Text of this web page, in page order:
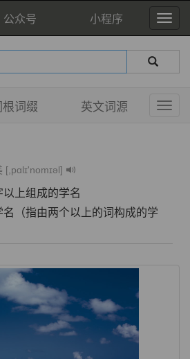
公众号 小程序
根词缀 英文词源
[,pɑlɪ'nomɪəl]
上组成的学名
（指由两个以上的词构成的学